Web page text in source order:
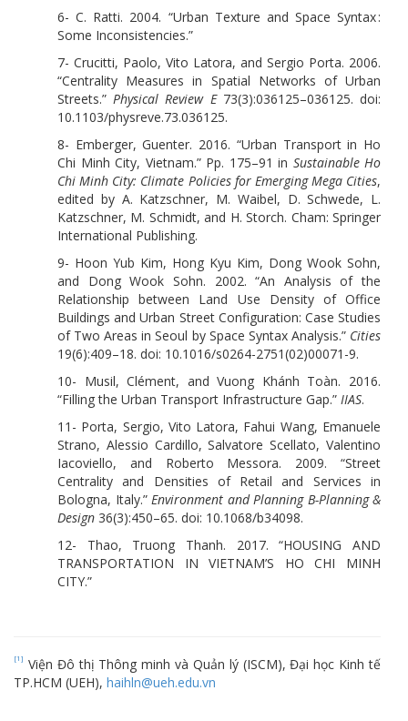
6- C. Ratti. 2004. “Urban Texture and Space Syntax :
Some Inconsistencies.”
7- Crucitti, Paolo, Vito Latora, and Sergio Porta. 2006.
“Centrality Measures in Spatial Networks of Urban
Streets.”Physical Review E73(3):036125–036125. doi:
10.1103/physreve.73.036125.
8- Emberger, Guenter. 2016. “Urban Transport in Ho
Chi Minh City, Vietnam.” Pp. 175–91 in Sustainable Ho
Chi Minh City: Climate Policies for Emerging Mega Cities,
edited by A. Katzschner, M. Waibel, D. Schwede, L.
Katzschner, M. Schmidt, and H. Storch. Cham: Springer
International Publishing.
9- Hoon Yub Kim, Hong Kyu Kim, Dong Wook Sohn,
and Dong Wook Sohn. 2002. “An Analysis of the
Relationship between Land Use Density of Office
Buildings and Urban Street Configuration: Case Studies
of Two Areas in Seoul by Space Syntax Analysis.” Cities
19(6):409–18. doi: 10.1016/s0264-2751(02)00071-9.
10- Musil, Clément, and Vuong Khánh Toàn. 2016.
“Filling the Urban Transport Infrastructure Gap.” IIAS.
11- Porta, Sergio, Vito Latora, Fahui Wang, Emanuele
Strano, Alessio Cardillo, Salvatore Scellato, Valentino
Iacoviello, and Roberto Messora. 2009. “Street
Centrality and Densities of Retail and Services in
Bologna, Italy.” Environment and Planning B-Planning &
Design 36(3):450–65. doi: 10.1068/b34098.
12- Thao, Truong Thanh. 2017. “HOUSING AND
TRANSPORTATION IN VIETNAM’S HO CHI MINH
CITY.”
[1] Viện Đô thị Thông minh và Quản lý (ISCM), Đại học Kinh tế
TP.HCM (UEH), haihln@ueh.edu.vn